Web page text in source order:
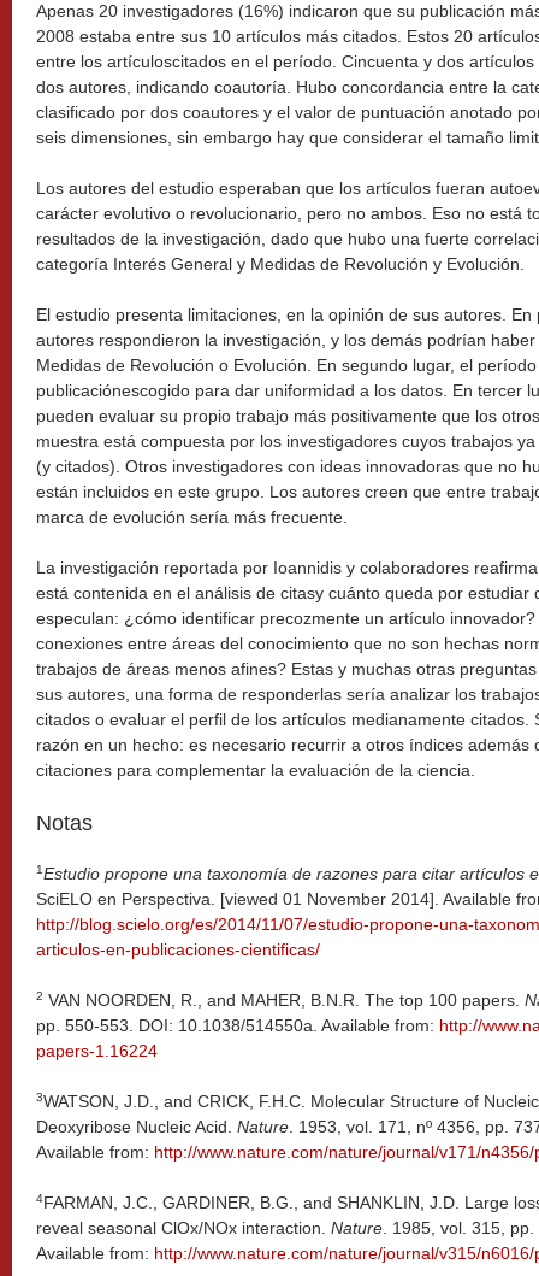
Apenas 20 investigadores (16%) indicaron que su publicación
2008 estaba entre sus 10 artículos más citados. Estos 20
entre los artículoscitados en el período. Cincuenta y dos
dos autores, indicando coautoría. Hubo concordancia entre la
clasificado por dos coautores y el valor de puntuación anotado
seis dimensiones, sin embargo hay que considerar el tamaño
Los autores del estudio esperaban que los artículos fueran
carácter evolutivo o revolucionario, pero no ambos. Eso no está
resultados de la investigación, dado que hubo una fuerte
categoría Interés General y Medidas de Revolución y Evolución.
El estudio presenta limitaciones, en la opinión de sus autores.
autores respondieron la investigación, y los demás podrían
Medidas de Revolución o Evolución. En segundo lugar, el
publicaciónescogido para dar uniformidad a los datos. En tercer
pueden evaluar su propio trabajo más positivamente que los
muestra está compuesta por los investigadores cuyos trabajos
(y citados). Otros investigadores con ideas innovadoras que no
están incluidos en este grupo. Los autores creen que entre
marca de evolución sería más frecuente.
La investigación reportada por Ioannidis y colaboradores
está contenida en el análisis de citasy cuánto queda por
especulan: ¿cómo identificar precozmente un artículo
conexiones entre áreas del conocimiento que no son hechas
trabajos de áreas menos afines? Estas y muchas otras
sus autores, una forma de responderlas sería analizar los
citados o evaluar el perfil de los artículos medianamente citados.
razón en un hecho: es necesario recurrir a otros índices además
citaciones para complementar la evaluación de la ciencia.
Notas
1Estudio propone una taxonomía de razones para citar artículos
SciELO en Perspectiva. [viewed 01 November 2014]. Available
http://blog.scielo.org/es/2014/11/07/estudio-propone-una-
articulos-en-publicaciones-cientificas/
2 VAN NOORDEN, R., and MAHER, B.N.R. The top 100 papers.
pp. 550-553. DOI: 10.1038/514550a. Available from: http://
papers-1.16224
3WATSON, J.D., and CRICK, F.H.C. Molecular Structure of
Deoxyribose Nucleic Acid. Nature . 1953, vol. 171, nº 4356, pp.
Available from: http://www.nature.com/nature/journal/v171/
4FARMAN, J.C., GARDINER, B.G., and SHANKLIN, J.D. Large
reveal seasonal ClOx/NOx interaction. Nature . 1985, vol. 315,
Available from: http://www.nature.com/nature/journal/v315/